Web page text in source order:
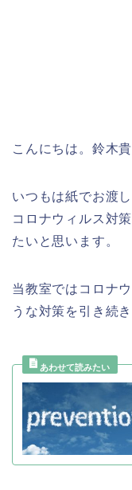
こんにちは。鈴木貴
いつもは紙でお渡
コロナウィルス対
たいと思います。
当教室ではコロナ
うな対策を引き続